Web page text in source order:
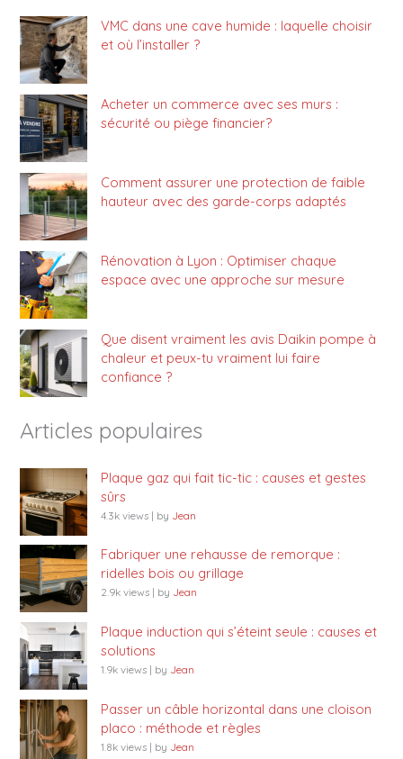
VMC dans une cave humide : laquelle choisir
et où l’installer ?
Acheter un commerce avec ses murs :
sécurité ou piège financier?
Comment assurer une protection de faible
hauteur avec des garde-corps adaptés
Rénovation à Lyon : Optimiser chaque
espace avec une approche sur mesure
Que disent vraiment les avis Daikin pompe à
chaleur et peux-tu vraiment lui faire
confiance ?
Articles populaires
Plaque gaz qui fait tic-tic : causes et gestes
sûrs
4.3k views | by Jean
Fabriquer une rehausse de remorque :
ridelles bois ou grillage
2.9k views | by Jean
Plaque induction qui s’éteint seule : causes et
solutions
1.9k views | by Jean
Passer un câble horizontal dans une cloison
placo : méthode et règles
1.8k views | by Jean